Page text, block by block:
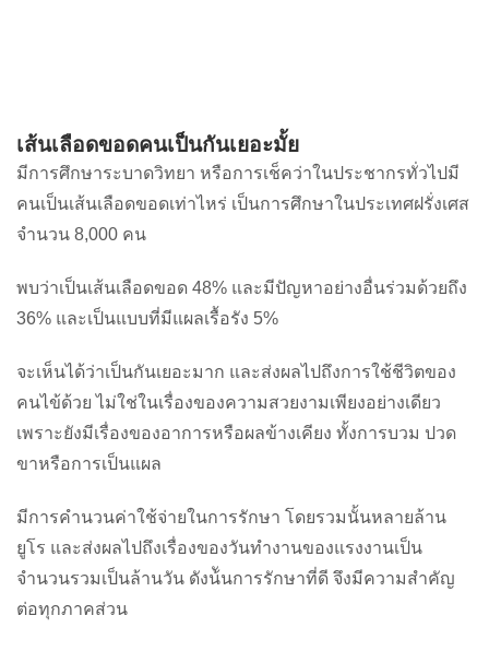
เส้นเลือดขอดคนเป็นกันเยอะมั้ย
มีการศึกษาระบาดวิทยา หรือการเช็คว่าในประชากรทั่วไปมี
คนเป็นเส้นเลือดขอดเท่าไหร่ เป็นการศึกษาในประเทศฝรั่งเศส
จำนวน 8,000 คน
พบว่าเป็นเส้นเลือดขอด 48% และมีปัญหาอย่างอื่นร่วมด้วยถึง
36% และเป็นแบบที่มีแผลเรื้อรัง 5%
จะเห็นได้ว่าเป็นกันเยอะมาก และส่งผลไปถึงการใช้ชีวิตของ
คนไข้ด้วย ไม่ใช่ในเรื่องของความสวยงามเพียงอย่างเดียว
เพราะยังมีเรื่องของอาการหรือผลข้างเคียง ทั้งการบวม ปวด
ขาหรือการเป็นแผล
มีการคำนวนค่าใช้จ่ายในการรักษา โดยรวมนั้นหลายล้าน
ยูโร และส่งผลไปถึงเรื่องของวันทำงานของแรงงานเป็น
จำนวนรวมเป็นล้านวัน ดังน้ันการรักษาที่ดี จึงมีความสำคัญ
ต่อทุกภาคส่วน